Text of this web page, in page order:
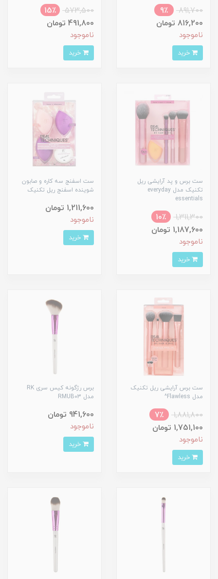
891,700
9٪
816,200 تومان
ناموجود
573,500
15٪
491,800 تومان
ناموجود
ست برس و پد آرایشی ریل
تکنیک مدل everyday
essentials
1,311,300
10٪
1,187,600 تومان
ناموجود
ست اسفنج سه کاره و صابون
شوینده اسفنج ریل تکنیک
1,211,600 تومان
ناموجود
ست برس آرایشی ریل تکنیک
مدل Flawless^
1,881,800
7٪
1,751,100 تومان
ناموجود
برس رژگونه کیس سری RK
مدل RMUB03
941,600 تومان
ناموجود